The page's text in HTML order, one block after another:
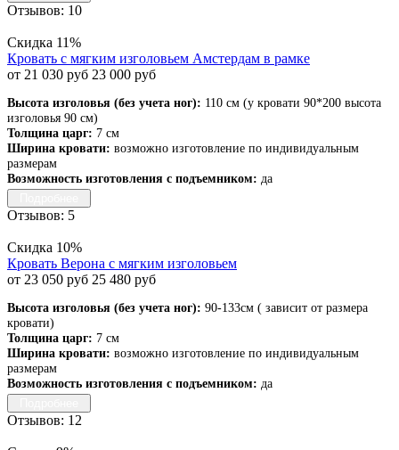
Отзывов: 10
Скидка 11%
Кровать с мягким изголовьем Амстердам в рамке
от 21 030 руб 23 000 руб
Высота изголовья (без учета ног): 110 см (у кровати 90*200 высота
изголовья 90 см)
Толщина царг: 7 см
Ширина кровати: возможно изготовление по индивидуальным
размерам
Возможность изготовления с подъемником: да
Отзывов: 5
Скидка 10%
Кровать Верона с мягким изголовьем
от 23 050 руб 25 480 руб
Высота изголовья (без учета ног): 90-133см ( зависит от размера
кровати)
Толщина царг: 7 см
Ширина кровати: возможно изготовление по индивидуальным
размерам
Возможность изготовления с подъемником: да
Отзывов: 12